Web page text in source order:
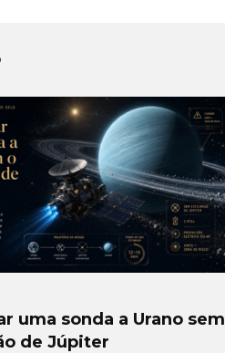
uma sonda a Urano sem
de Júpiter